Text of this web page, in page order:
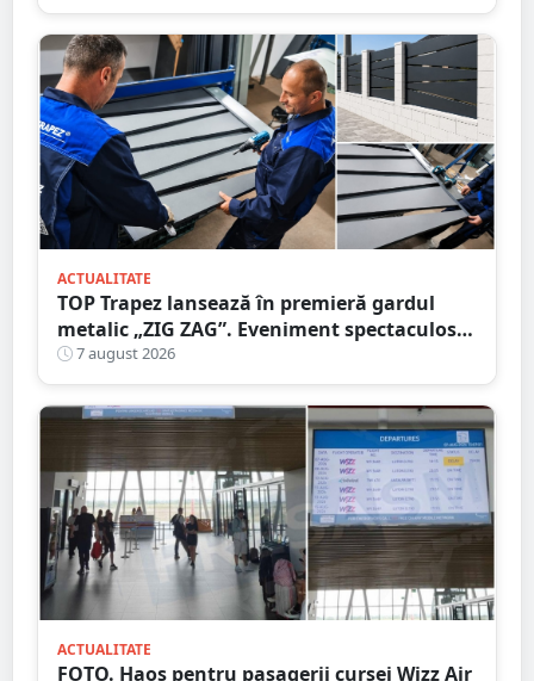
ACTUALITATE
TOP Trapez lansează în premieră gardul
metalic „ZIG ZAG”. Eveniment spectaculos
în Grădina Romei
7 august 2026
ACTUALITATE
FOTO. Haos pentru pasagerii cursei Wizz Air